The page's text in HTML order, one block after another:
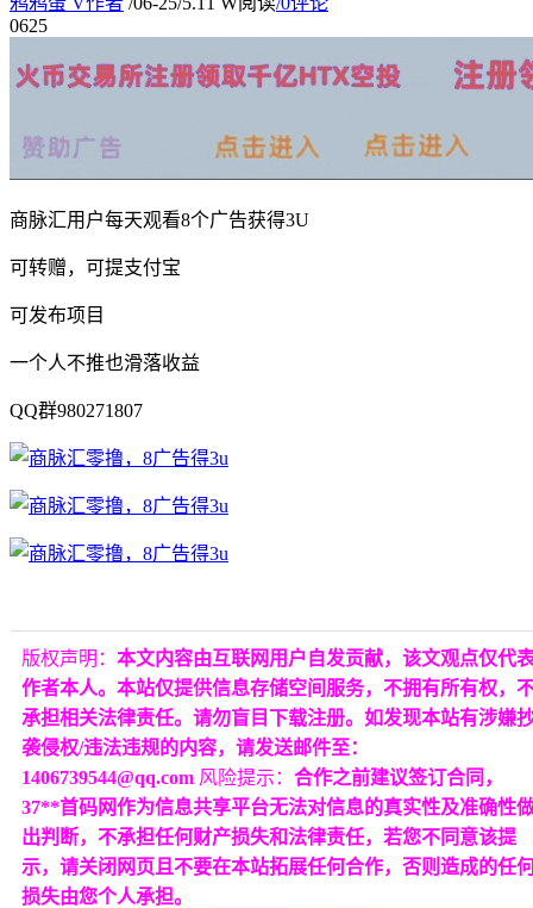
0625
商脉汇用户每天观看8个广告获得3U
可转赠，可提支付宝
可发布项目
一个人不推也滑落收益
QQ群980271807
版权声明： 本文内容由互联网用户自发贡献，该文观点仅代
作者本人。本站仅提供信息存储空间服务，不拥有所有权，
承担相关法律责任。请勿盲目下载注册。如发现本站有涉嫌
袭侵权/违法违规的内容，请发送邮件至：
1406739544@qq.com 风险提示： 合作之前建议签订合同，
37**首码网作为信息共享平台无法对信息的真实性及准确性
出判断，不承担任何财产损失和法律责任，若您不同意该提
示，请关闭网页且不要在本站拓展任何合作，否则造成的任
损失由您个人承担。